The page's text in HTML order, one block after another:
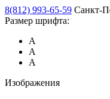
8(812) 993-65-59 Санкт-
Размер шрифта:
А
А
А
Изображения